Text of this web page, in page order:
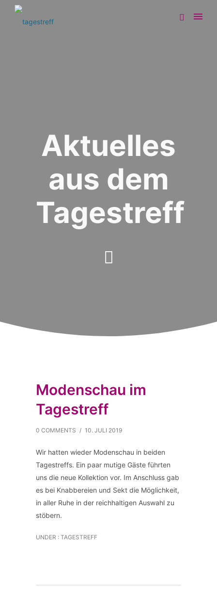
Aktuelles
aus dem
Tagestreff
Modenschau im
Tagestreff
0 COMMENTS / 10. JULI 2019
Wir hatten wieder Modenschau in beiden
Tagestreffs. Ein paar mutige Gäste führten
uns die neue Kollektion vor. Im Anschluss gab
es bei Knabbereien und Sekt die Möglichkeit,
in aller Ruhe in der reichhaltigen Auswahl zu
stöbern.
UNDER : TAGESTREFF